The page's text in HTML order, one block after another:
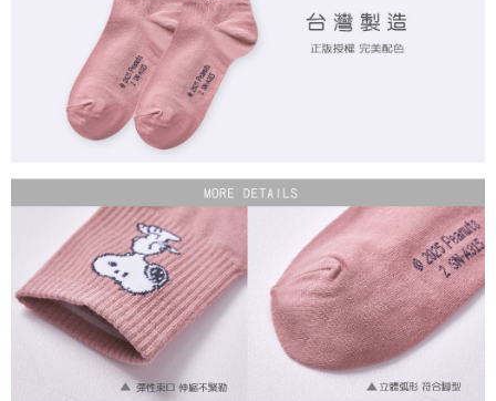
每筆NT$80，滿NT$859(含以上)免運費
7-11取貨付款
每筆NT$80，滿NT$899(含以上)免運費
付款後7-11取貨
每筆NT$80，滿NT$859(含以上)免運費
每筆NT$85，滿NT$859(含以上)免運費